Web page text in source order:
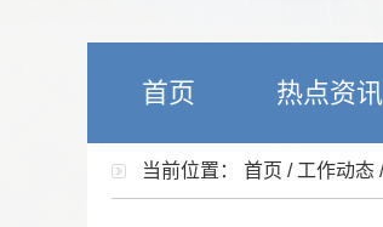
首页 热点资讯
当前位置： 首页 / 工作动态